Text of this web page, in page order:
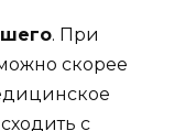
. При
скорее
с